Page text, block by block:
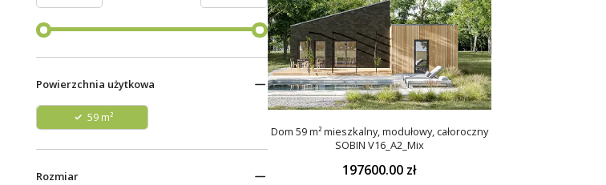
Powierzchnia użytkowa
59 m²
Rozmiar
Dom 59 m² mieszkalny, modułowy, całoroczny
SOBIN V16_A2_Mix
197600.00 zł